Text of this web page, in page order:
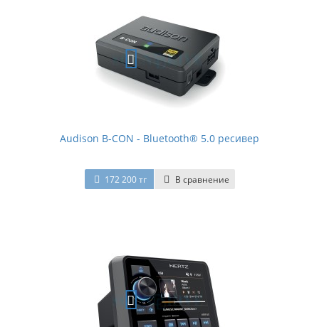
Audison B-CON - Bluetooth® 5.0 ресивер
172 200 тг В сравнение